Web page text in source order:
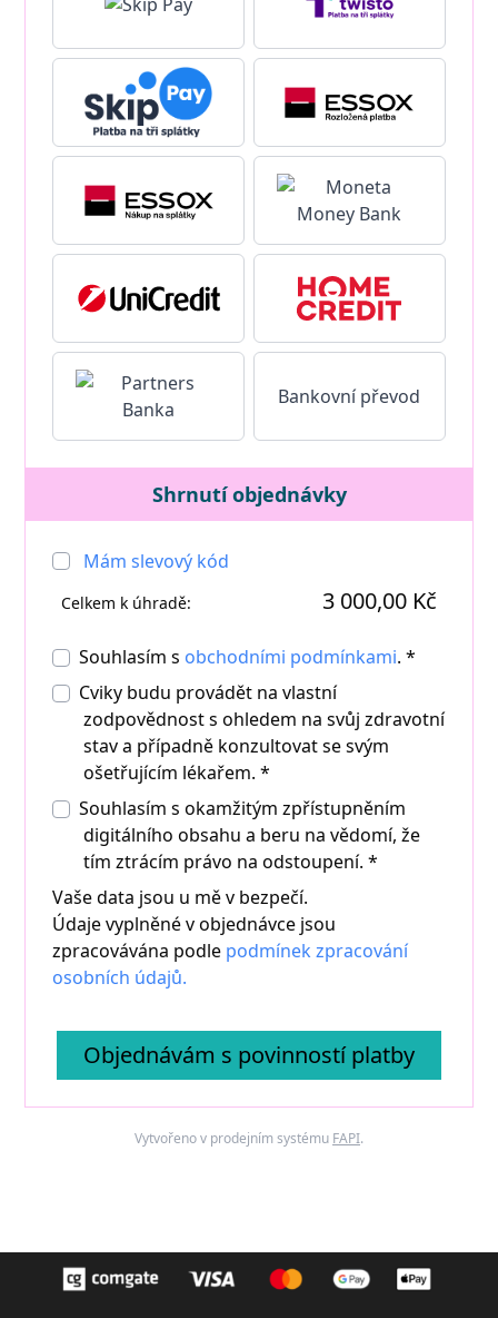
Bankovní převod
Shrnutí objednávky
Mám slevový kód
Celkem k úhradě: 3 000,00 Kč
Souhlasím s obchodními podmínkami. *
Cviky budu provádět na vlastní
zodpovědnost s ohledem na svůj zdravotní
stav a případně konzultovat se svým
ošetřujícím lékařem. *
Souhlasím s okamžitým zpřístupněním
digitálního obsahu a beru na vědomí, že
tím ztrácím právo na odstoupení. *
Vaše data jsou u mě v bezpečí.
Údaje vyplněné v objednávce jsou
zpracovávána podle podmínek zpracování
osobních údajů.
Objednávám s povinností platby
Vytvořeno v prodejním systému FAPI.